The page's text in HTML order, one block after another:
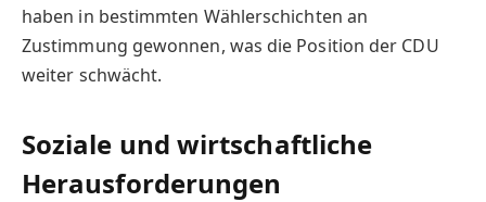
haben in bestimmten Wählerschichten an
Zustimmung gewonnen, was die Position der CDU
weiter schwächt.
Soziale und wirtschaftliche
Herausforderungen